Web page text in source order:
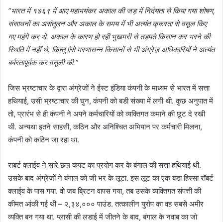
“भारत में १७६९ में आए महाभयंकर अकाल की जड़ में निर्दयता से किया गया शोषण,
संसाधनों का असंतुलन और अकाल के समय में भी अत्यंत क्रूरता से वसूल किए
गए महंगे कर थे. अकाल के कारण हो रही भुखमरी से तड़पते किसान कर भरने की
स्थिति में नहीं थे. किन्तु ऐसे मरणासन्न किसानों से भी अंग्रेज़ अधिकारियों ने अत्यंत
बर्बरतापूर्वक कर वसूली की.“
जिस भ्रष्टाचार के द्वारा अंग्रेजों ने ईस्ट इंडिया कंपनी के माध्यम से भारत में सत्ता
हथियाई, उसी भ्रष्टाचार की घुन, कंपनी को बडी संख्या में लगी थी. कुछ अनुपात में
तो, प्रारंभ से ही कंपनी ने अपने कर्मचारियों को व्यक्तिगत कमाने की छूट दे रखी
थी. अन्यथा इतने साहसी, कठिन और अनिश्चित अभियान पर कर्मचारी मिलना,
कंपनी को कठिन जा रहा था.
राबर्ट क्लाईव ने सारे छल कपट का प्रयोग कर के बंगाल की सत्ता हथियाई थी.
उसके बाद अंग्रेजों ने बंगाल को जी भर के लूटा. इस लूट का एक बडा हिस्सा रॉबर्ट
क्लाईव के पास गया. वो जब ब्रिटन वापस गया, तब उसके व्यक्तिगत संपत्ती की
कीमत आंकी गई थी – २,३४,००० पाउंड. तत्कालीन युरोप का वह सबसे अमीर
व्यक्ति बन गया था. प्लासी की लडाई में जीतने के बाद, बंगाल के नवाब का जो